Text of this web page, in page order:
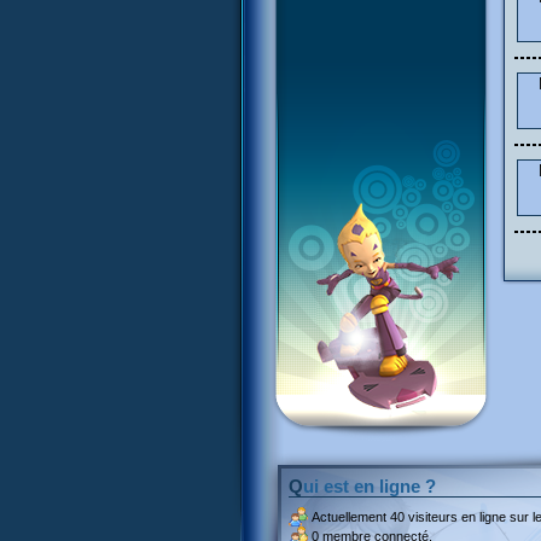
Qui est en ligne ?
Actuellement 40 visiteurs en ligne sur
0 membre connecté.